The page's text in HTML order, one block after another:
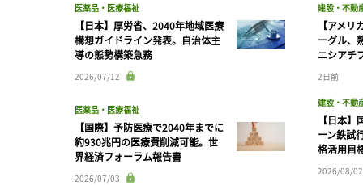
医薬品・医療福祉
【日本】厚労省、2040年地域医療
構想ガイドライン発表。自治体主
導の態勢構築急務
2026/07/12
医薬品・医療福祉
【国際】予防医療で2040年までに
約930兆円の医療費削減可能。世
界経済フォーラム報告書
2026/07/03
建設・不動
【アメ
ーグル、
ニシアチ
2日前
建設・不動
【日本
ーン鉄試
格活用目
2026/08/02